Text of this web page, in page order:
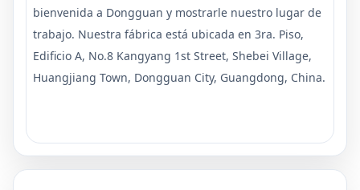
bienvenida a Dongguan y mostrarle nuestro lugar de
trabajo. Nuestra fábrica está ubicada en 3ra. Piso,
Edificio A, No.8 Kangyang 1st Street, Shebei Village,
Huangjiang Town, Dongguan City, Guangdong, China.